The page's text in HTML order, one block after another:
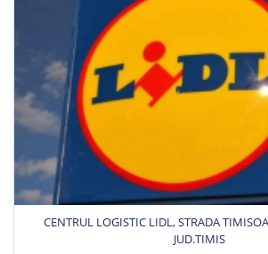
CENTRUL LOGISTIC LIDL, STRADA
JUD.TIMIS